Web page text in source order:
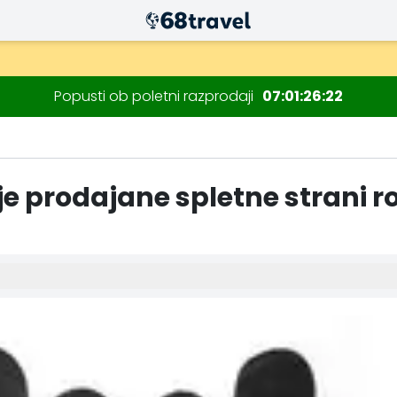
Popusti ob poletni razprodaji 07012621
prodajane spletne strani
Iskanje